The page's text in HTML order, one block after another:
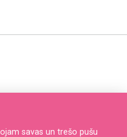
savas un trešo pušu